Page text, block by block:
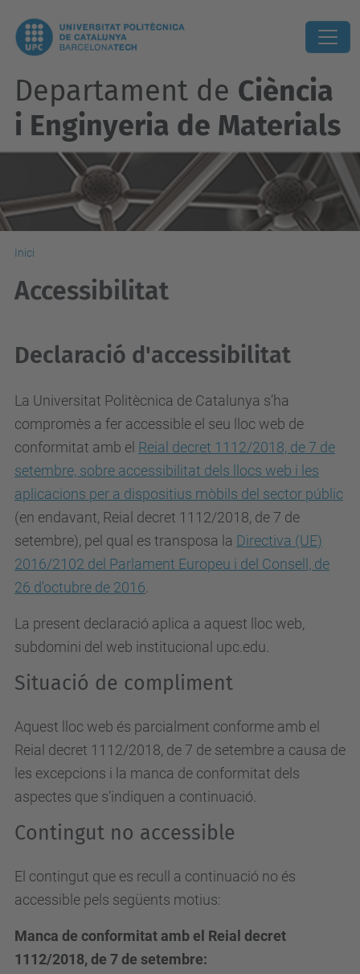
Departament de Ciència
i Enginyeria de Materials
Inici
Accessibilitat
Declaració d'accessibilitat
La Universitat Politècnica de Catalunya s’ha
compromès a fer accessible el seu lloc web de
conformitat amb el Reial decret 1112/2018, de 7 de
setembre, sobre accessibilitat dels llocs web i les
aplicacions per a dispositius mòbils del sector públic
(en endavant, Reial decret 1112/2018, de 7 de
setembre), pel qual es transposa la Directiva (UE)
2016/2102 del Parlament Europeu i del Consell, de
26 d'octubre de 2016
La present declaració aplica a aquest lloc web,
subdomini del web institucional upc.edu.
Situació de compliment
Aquest lloc web és parcialment conforme amb el
Reial decret 1112/2018, de 7 de setembre a causa de
les excepcions i la manca de conformitat dels
aspectes que s’indiquen a continuació.
Contingut no accessible
El contingut que es recull a continuació no és
accessible pels següents motius:
Manca de conformitat amb el Reial decret
1112/2018, de 7 de setembre: